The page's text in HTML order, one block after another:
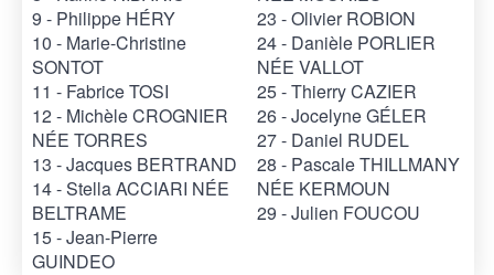
9 - Philippe HÉRY
10 - Marie-Christine
SONTOT
11 - Fabrice TOSI
12 - Michèle CROGNIER
NÉE TORRES
13 - Jacques BERTRAND
14 - Stella ACCIARI NÉE
BELTRAME
15 - Jean-Pierre
GUINDEO
23 - Olivier ROBION
24 - Danièle PORLIER
NÉE VALLOT
25 - Thierry CAZIER
26 - Jocelyne GÉLER
27 - Daniel RUDEL
28 - Pascale THILLMANY
NÉE KERMOUN
29 - Julien FOUCOU